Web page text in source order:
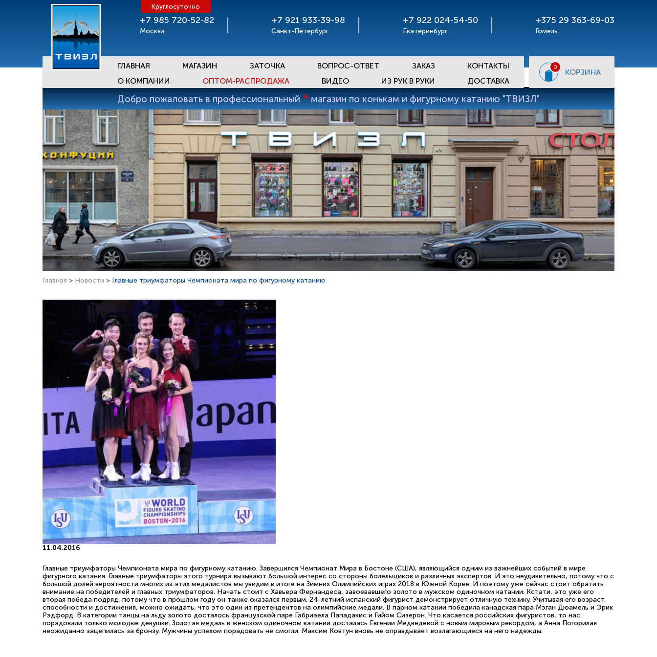
+7 985 720-52-82
Москва
Круглосуточно
+7 921 933-39-98
Санкт-Петербург
+7 922 024-54-50
Екатеринбург
+375 29 363-69-03
Гомель
ГЛАВНАЯ МАГАЗИН ЗАТОЧКА ВОПРОС-ОТВЕТ ЗАКАЗ
КОНТАКТЫ
О КОМПАНИИ
ОПТОМ-РАСПРОДАЖА ВИДЕО ИЗ РУК В РУКИ ДОСТАВКА
0
КОРЗИНА
Добро пожаловать в профессиональный * магазин по конькам и фигурному катанию "ТВИЗЛ"
Главная > Новости > Главные триумфаторы Чемпионата мира по фигурному катанию
11.04.2016
Главные триумфаторы Чемпионата мира по фигурному катанию. Завершился Чемпионат Мира в Бостоне (США), являющийся одним из важнейших событий в мире
фигурного катания. Главные триумфаторы этого турнира вызывают большой интерес со стороны болельщиков и различных экспертов. И это неудивительно, потому что с
большой долей вероятности многих из этих медалистов мы увидим в итоге на Зимних Олимпийских играх 2018 в Южной Корее. И поэтому уже сейчас стоит обратить
внимание на победителей и главных триумфаторов. Начать стоит с Хавьера Фернандеса, завоевавшего золото в мужском одиночном катании. Кстати, это уже его
вторая победа подряд, потому что в прошлом году он также оказался первым. 24-летний испанский фигурист демонстрирует отличную технику. Учитывая его возраст,
способности и достижения, можно ожидать, что это один из претендентов на олимпийские медали. В парном катании победила канадская пара Мэган Дюамель и Эрик
Рэдфорд. В категории танцы на льду золото досталось французской паре Габриэела Пападакис и Гийом Сизерон. Что касается российских фигуристов, то нас
порадовали только молодые девушки. Золотая медаль в женском одиночном катании досталась Евгении Медведевой с новым мировым рекордом, а Анна Погорилая
неожиданно зацепилась за бронзу. Мужчины успехом порадовать не смогли. Максим Ковтун вновь не оправдывает возлагающиеся на него надежды.